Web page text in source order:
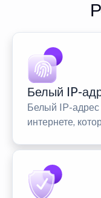
Белый IP-
Белый IP-адрес
интернете,